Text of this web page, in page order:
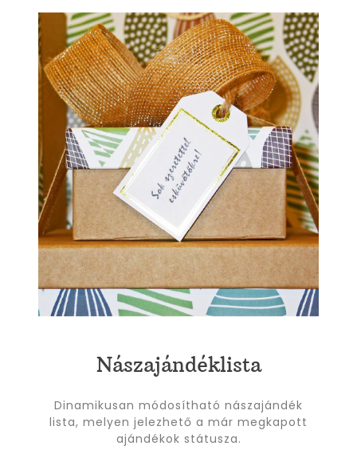
Nászajándéklista
Dinamikusan módosítható nászajándék
lista, melyen jelezhető a már megkapott
ajándékok státusza.